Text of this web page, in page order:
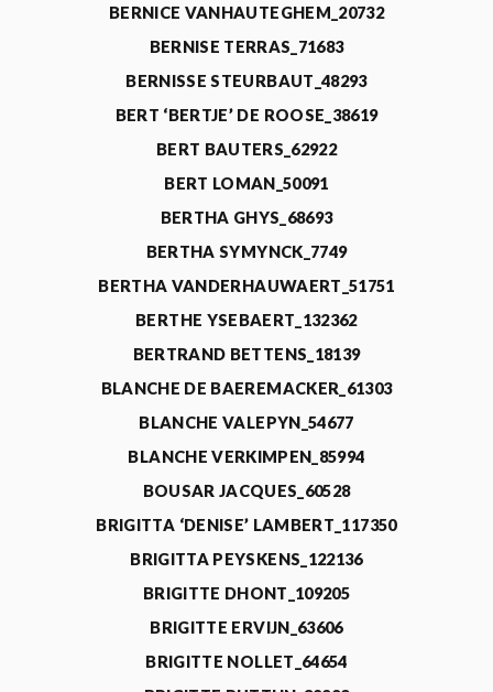
BERNICE VANHAUTEGHEM_20732
BERNISE TERRAS_71683
BERNISSE STEURBAUT_48293
BERT ‘BERTJE’ DE ROOSE_38619
BERT BAUTERS_62922
BERT LOMAN_50091
BERTHA GHYS_68693
BERTHA SYMYNCK_7749
BERTHA VANDERHAUWAERT_51751
BERTHE YSEBAERT_132362
BERTRAND BETTENS_18139
BLANCHE DE BAEREMACKER_61303
BLANCHE VALEPYN_54677
BLANCHE VERKIMPEN_85994
BOUSAR JACQUES_60528
BRIGITTA ‘DENISE’ LAMBERT_117350
BRIGITTA PEYSKENS_122136
BRIGITTE DHONT_109205
BRIGITTE ERVIJN_63606
BRIGITTE NOLLET_64654